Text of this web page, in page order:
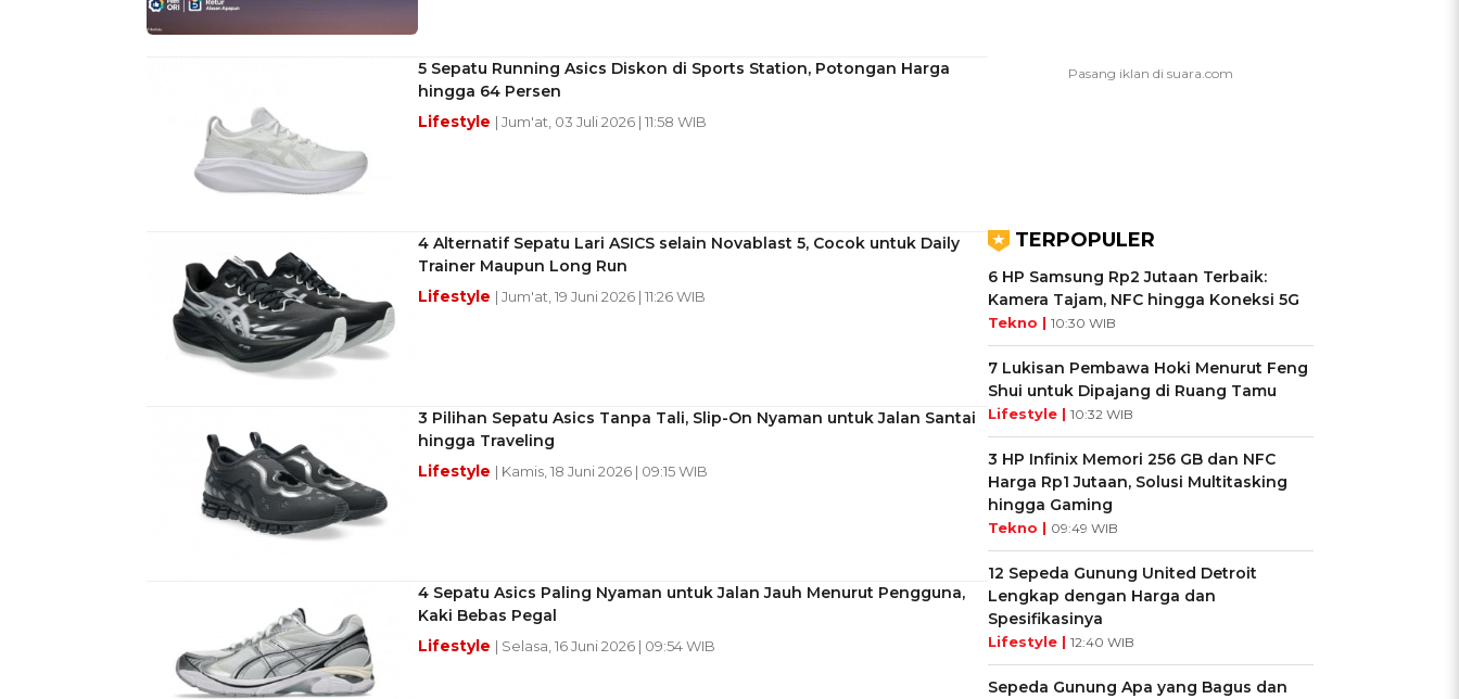
5 Sepatu Running Asics Diskon di Sports Station, Potongan Harga
hingga 64 Persen
Lifestyle | Jum'at, 03 Juli 2026 | 11:58 WIB
4 Alternatif Sepatu Lari ASICS selain Novablast 5, Cocok untuk Daily
Trainer Maupun Long Run
Lifestyle | Jum'at, 19 Juni 2026 | 11:26 WIB
3 Pilihan Sepatu Asics Tanpa Tali, Slip-On Nyaman untuk Jalan Santai
hingga Traveling
Lifestyle | Kamis, 18 Juni 2026 | 09:15 WIB
4 Sepatu Asics Paling Nyaman untuk Jalan Jauh Menurut Pengguna,
Kaki Bebas Pegal
Lifestyle | Selasa, 16 Juni 2026 | 09:54 WIB
TERPOPULER
6 HP Samsung Rp2 Jutaan Terbaik:
Kamera Tajam, NFC hingga Koneksi 5G
Tekno | 10:30 WIB
7 Lukisan Pembawa Hoki Menurut Feng
Shui untuk Dipajang di Ruang Tamu
Lifestyle | 10:32 WIB
3 HP Infinix Memori 256 GB dan NFC
Harga Rp1 Jutaan, Solusi Multitasking
hingga Gaming
Tekno | 09:49 WIB
12 Sepeda Gunung United Detroit
Lengkap dengan Harga dan
Spesifikasinya
Lifestyle | 12:40 WIB
Sepeda Gunung Apa yang Bagus dan